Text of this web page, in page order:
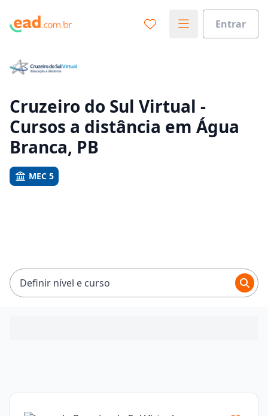
Entrar
Vamos te guiar no caminho ideal para seus estudos
Cruzeiro do Sul Virtual -
Cursos a distância em Água
Branca, PB
MEC 5
Definir nível e curso